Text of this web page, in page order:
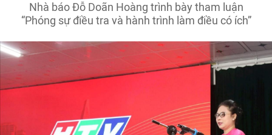
Nhà báo Đỗ Doãn Hoàng trình bày tham luận
“Phóng sự điều tra và hành trình làm điều có ích”